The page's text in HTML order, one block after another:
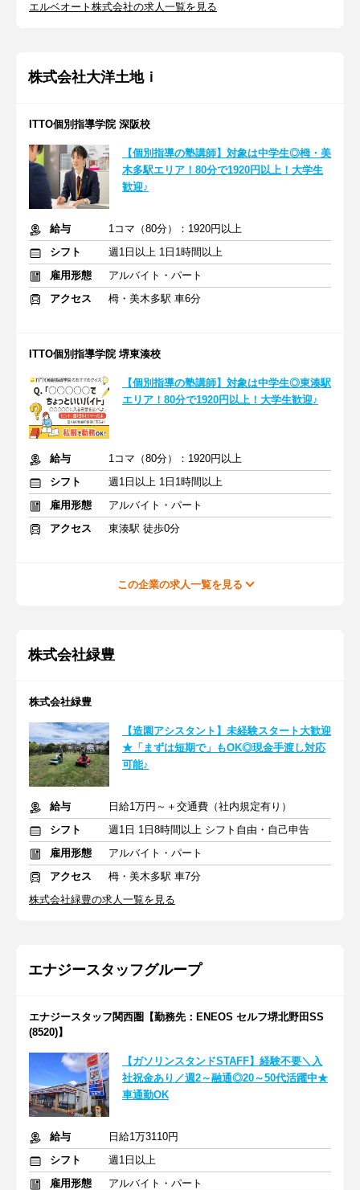
エルベオート株式会社の求人一覧を見る
株式会社大洋土地ｉ
ITTO個別指導学院 深阪校
【個別指導の塾講師】対象は中学生◎栂・美
木多駅エリア！80分で1920円以上！大学生
歓迎♪
給与
1コマ（80分）：1920円以上
シフト
週1日以上 1日1時間以上
雇用形態
アルバイト・パート
アクセス
栂・美木多駅 車6分
ITTO個別指導学院 堺東湊校
【個別指導の塾講師】対象は中学生◎東湊駅
エリア！80分で1920円以上！大学生歓迎♪
給与
1コマ（80分）：1920円以上
シフト
週1日以上 1日1時間以上
雇用形態
アルバイト・パート
アクセス
東湊駅 徒歩0分
この企業の求人一覧を見る
株式会社緑豊
株式会社緑豊
【造園アシスタント】未経験スタート大歓迎
★「まずは短期で」もOK◎現金手渡し対応
可能♪
給与
日給1万円～＋交通費（社内規定有り）
シフト
週1日 1日8時間以上 シフト自由・自己申告
雇用形態
アルバイト・パート
アクセス
栂・美木多駅 車7分
株式会社緑豊の求人一覧を見る
エナジースタッフグループ
エナジースタッフ関西圏【勤務先：ENEOS セルフ堺北野田SS
(8520)】
【ガソリンスタンドSTAFF】経験不要＼入
社祝金あり／週2～融通◎20～50代活躍中★
車通勤OK
給与
日給1万3110円
シフト
週1日以上
雇用形態
アルバイト・パート